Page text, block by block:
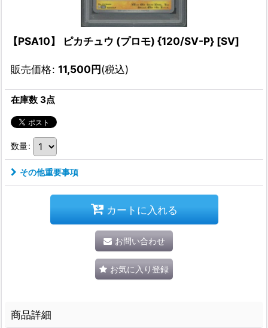
【PSA10】 ピカチュウ (プロモ) {120/SV-P} [SV]
販売価格: 11,500円(税込)
在庫数 3点
数量:
その他重要事項
カートに入れる
お問い合わせ
お気に入り登録
商品詳細